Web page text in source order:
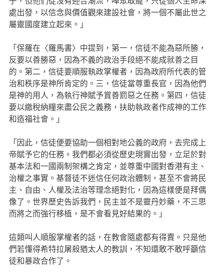
處出發，以信念與價值觀來建設社會，將一個不屬此世之
屬靈國度建立起來。」
「保羅在〈羅馬書〉中提到，第一，信徒不能為惡所勝，
反要以善勝惡，因為不義的政治手段絕不能成就善之目
的。第二，信徒要順服執政掌權者，因為政府所代表的管
治和秩序是神所肯定的。三，信徒當尊重長官，因為他們
是神的用人，為執行神賦予賞善罰惡之任務。第四，信徒
要以繳稅納糧來盡公民之義務，扶助執政者作成神的工作
和造福社會。」
「因此，信徒便要協助一個相對地公義的政府，去完成上
帝賦予它的任務。我們都必須從歷史現實出發，立足於對
基本法和一國兩制架構之肯定，並尊重中國對香港有主、
治權之事實。基督徒不迷信任何政治體制，甚至不會將民
主、自由、人權及法治等理念絕對化，因為這樣便是拜偶
像了。世界歷史告訴我們，民主並不是靈丹妙藥，不三思
而將之而強行移植，是不會看見好結果的。」
這類叫人順服掌權者的話，在教會隨處都有得賣。只是他
們若懂得希特拉屠殺猶太人的教訓，不知還敢不敢呼籲信
徒和暴政合作了。